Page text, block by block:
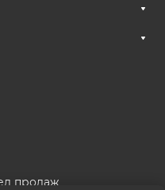
продаж